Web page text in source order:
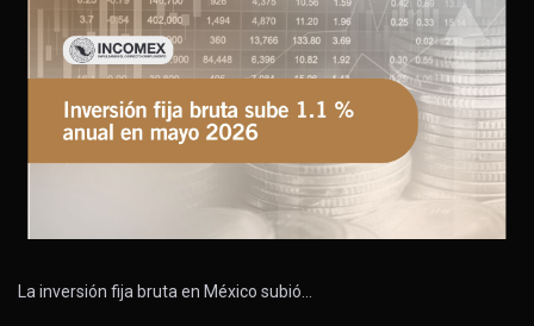
La inversión fija bruta en México subió…